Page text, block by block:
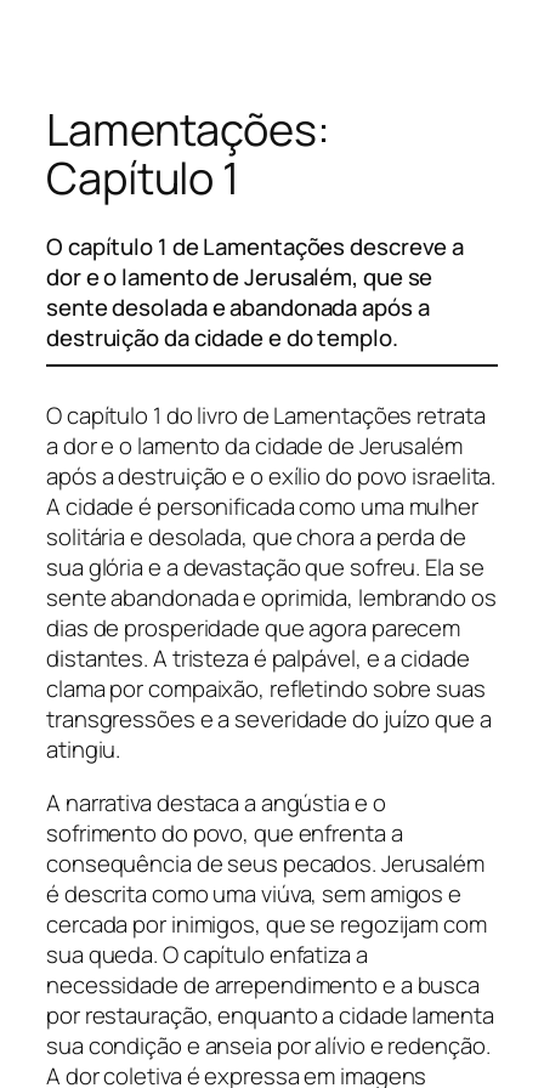
conteúdo
Lamentações:
Capítulo 1
O capítulo 1 de Lamentações descreve a
dor e o lamento de Jerusalém, que se
sente desolada e abandonada após a
destruição da cidade e do templo.
O capítulo 1 do livro de Lamentações retrata
a dor e o lamento da cidade de Jerusalém
após a destruição e o exílio do povo israelita.
A cidade é personificada como uma mulher
solitária e desolada, que chora a perda de
sua glória e a devastação que sofreu. Ela se
sente abandonada e oprimida, lembrando os
dias de prosperidade que agora parecem
distantes. A tristeza é palpável, e a cidade
clama por compaixão, refletindo sobre suas
transgressões e a severidade do juízo que a
atingiu.
A narrativa destaca a angústia e o
sofrimento do povo, que enfrenta a
consequência de seus pecados. Jerusalém
é descrita como uma viúva, sem amigos e
cercada por inimigos, que se regozijam com
sua queda. O capítulo enfatiza a
necessidade de arrependimento e a busca
por restauração, enquanto a cidade lamenta
sua condição e anseia por alívio e redenção.
A dor coletiva é expressa em imagens